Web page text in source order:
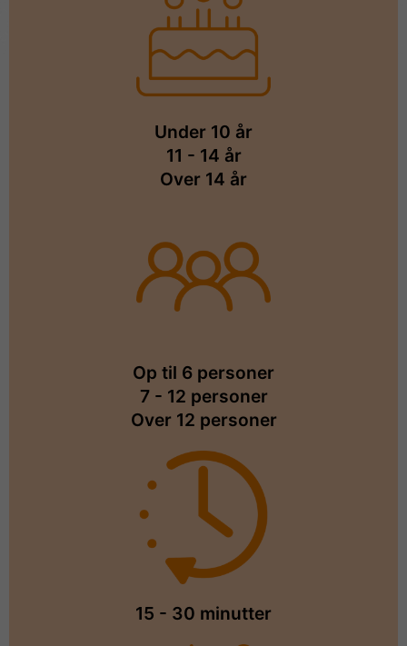
Under 10 år
11 - 14 år
Over 14 år
Op til 6 personer
7 - 12 personer
Over 12 personer
15 - 30 minutter